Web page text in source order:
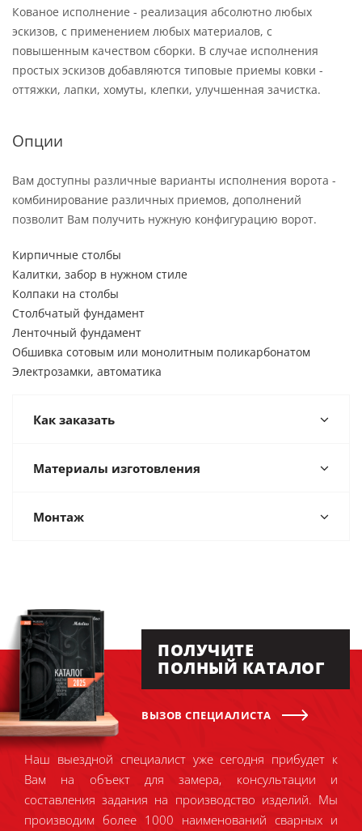
Кованое исполнение - реализация абсолютно любых
эскизов, с применением любых материалов, с
повышенным качеством сборки. В случае исполнения
простых эскизов добавляются типовые приемы ковки -
оттяжки, лапки, хомуты, клепки, улучшенная зачистка.
Опции
Вам доступны различные варианты исполнения ворота -
комбинирование различных приемов, дополнений
позволит Вам получить нужную конфигурацию ворот.
Кирпичные столбы
Калитки, забор в нужном стиле
Колпаки на столбы
Столбчатый фундамент
Ленточный фундамент
Обшивка сотовым или монолитным поликарбонатом
Электрозамки, автоматика
Как заказать
Материалы изготовления
Монтаж
ПОЛУЧИТЕ
ПОЛНЫЙ КАТАЛОГ
ВЫЗОВ СПЕЦИАЛИСТА
Наш выездной специалист уже сегодня прибудет к
Вам на объект для замера, консультации и
составления задания на производство изделий. Мы
производим более 1000 наименований сварных и